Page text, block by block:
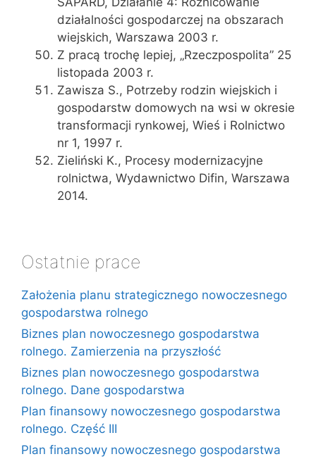
działalności gospodarczej na obszarach
wiejskich, Warszawa 2003 r.
Z pracą trochę lepiej, „Rzeczpospolita” 25
listopada 2003 r.
Zawisza S., Potrzeby rodzin wiejskich i
gospodarstw domowych na wsi w okresie
transformacji rynkowej, Wieś i Rolnictwo
nr 1, 1997 r.
Zieliński K., Procesy modernizacyjne
rolnictwa, Wydawnictwo Difin, Warszawa
2014.
Ostatnie prace
Założenia planu strategicznego nowoczesnego
gospodarstwa rolnego
Biznes plan nowoczesnego gospodarstwa
rolnego. Zamierzenia na przyszłość
Biznes plan nowoczesnego gospodarstwa
rolnego. Dane gospodarstwa
Plan finansowy nowoczesnego gospodarstwa
rolnego. Część III
Plan finansowy nowoczesnego gospodarstwa